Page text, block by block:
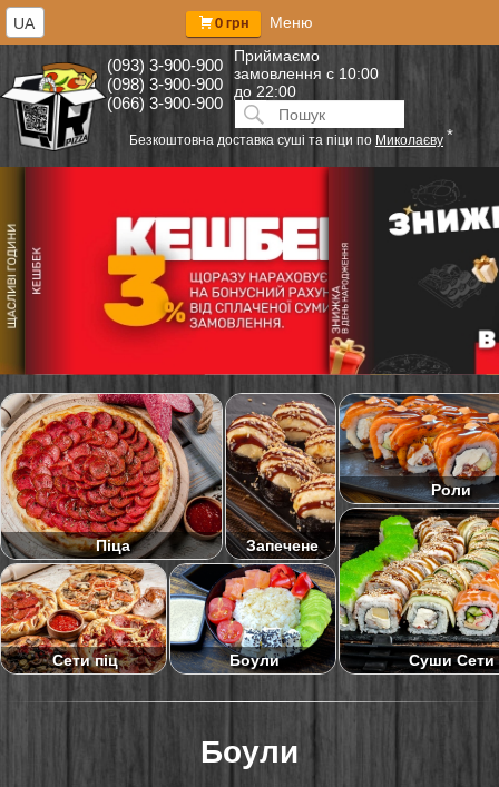
(093) 3-900-900
(098) 3-900-900
(066) 3-900-900
Приймаємо
замовлення с 10:00
до 22:00
Искать:ПОИСК
0 грн Меню
Безкоштовна доставка суші та піци по Миколаєву *
UA
Піца Запечене
Роли
Сети піц Боули Суши Сети
Боули